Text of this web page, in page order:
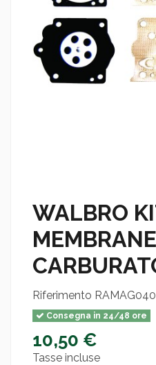
WALBRO
MEMBRANE
Riferimento
Consegna in 24/48 ore
10,50 €
Tasse incluse